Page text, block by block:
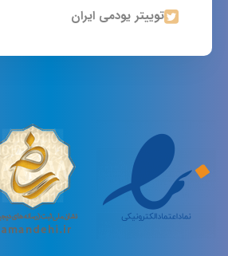
توییتر یودمی ایران